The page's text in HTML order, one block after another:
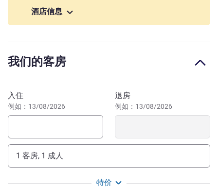
从贝伦酒店乘车 8 分钟可到达本地区的前沿活动中心之一 -
文化社会活动中心。您还可以参观 Ver-O-Peso 露天市场，
大教堂和 Mangal das Garças 动植物园距离酒店均只有 17
只有 13 分钟路程。
满足您的商务需求，而且环境舒适、交通便利、价格实惠。
立即预订宜必思贝伦机场酒店。
们城市的优美风光。Ver-o-Peso 市场是一个必看的地方，这
是巴西最古老的市场之一。
Amanda Jarces 酒店管理
酒店信息
我们的客房
预订此酒店
入住
例如：13/08/2026
退房
例如：13/08/2026
1 客房, 1 成人
特价